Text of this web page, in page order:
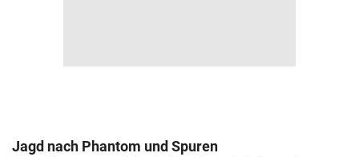
Jagd nach Phantom und Spuren